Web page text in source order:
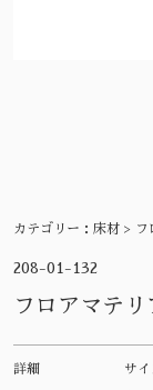
カテゴリー： 床材 > フ
208-01-132
フロアマテ
詳細 サ